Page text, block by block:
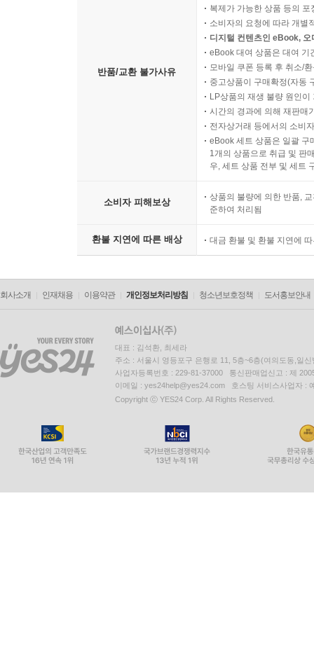
반품/교환 불가사유
복제가 가능한 상품 등의
소비자의 요청에 따라 개별
디지털 컨텐츠인 eBook,
eBook 대여 상품은 대여 기
모바일 쿠폰 등록 후 취소/
중고상품이 구매확정(자동
LP상품의 재생 불량 원인
시간의 경과에 의해 재판매
전자상거래 등에서의 소비
eBook 세트 상품은 일괄 구
1개의 상품으로 취급 및 판
우, 세트 상품 전부 및 세트
소비자 피해보상
상품의 불량에 의한 반품,
준하여 처리됨
환불 지연에 따른 배상 대금 환불 및 환불 지연에
회사소개 인재채용 이용약관 개인정보처리방침 청소년보호정책 도서홍보안내
대표 : 김석환, 최세라
주소 : 서울시 영등포구 은행로 11, 5층~6층(여의도동,일신
사업자등록번호 : 229-81-37000 통신판매업신고 : 제
이메일 : yes24help@yes24.com 호스팅 서비스사업자 :
Copyright ⓒ YES24 Corp. All Rights Reserved.